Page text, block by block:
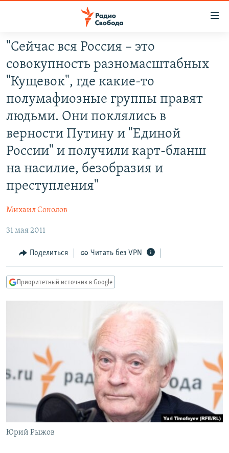
упрощенного
доступа
Вернуться
основному
содержанию
главной
навигации
ПОДКАСТЫ
АВТОРСКИЕ ПРОЕКТЫ
ЦИТАТЫ СВОБОДЫ
КУЛЬТУРА
IDEL.РЕАЛИИ
КАВКАЗ.РЕАЛИИ
ПОДПИШИТЕСЬ НА РАССЫЛКУ
СОЦИАЛЬНЫЕ СЕТИ
Все сайты РСЕ/РС
"Сейчас вся Россия – это
совокупность разномасштабных
"Кущевок", где какие-то
полумафиозные группы правят
людьми. Они поклялись в
верности Путину и "Единой
России" и получили карт-бланш
на насилие, безобразия и
преступления"
Михаил Соколов
31 мая 2011
Поделиться Читать без VPN
Приоритетный источник в Google
Юрий Рыжов